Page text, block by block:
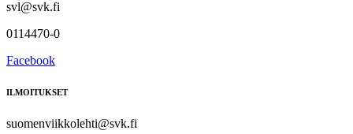
svl@svk.fi
0114470-0
Facebook
ILMOITUKSET
suomenviikkolehti@svk.fi